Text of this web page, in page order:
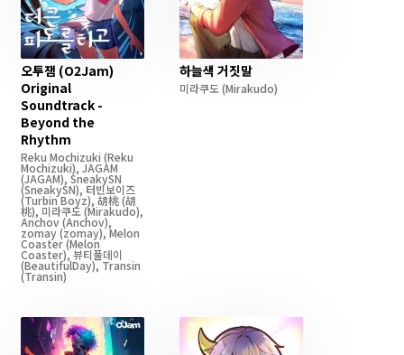
오투잼 (O2Jam)
Original
Soundtrack -
Beyond the
Rhythm
Reku Mochizuki (Reku
Mochizuki), JAGAM
(JAGAM), SneakySN
(SneakySN), 터빈보이즈
(Turbin Boyz),胡桃(胡
桃), 미라쿠도(Mirakudo),
Anchov(Anchov),
zomay(zomay),Melon
Coaster(Melon
Coaster), 뷰티풀데이
(BeautifulDay),Transin
(Transin)
하늘색 거짓말
미라쿠도(Mirakudo)